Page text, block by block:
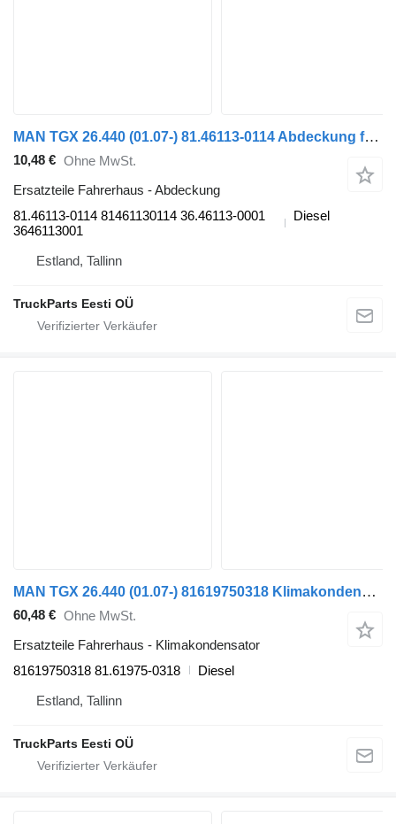
MAN TGX 26.440 (01.07-) 81.46113-0114 Abdeckung für MAN TGL, TGM, TGS, TGX (2005-2021) Sattelzugmaschine
10,48 € Ohne MwSt.
Ersatzteile Fahrerhaus - Abdeckung
81.46113-0114 81461130114 36.46113-0001
3646113001
Diesel
Estland, Tallinn
TruckParts Eesti OÜ
MAN TGX 26.440 (01.07-) 81619750318 Klimakondensator für MAN TGL, TGM, TGS, TGX (2005-2021) Sattelzugmaschine
60,48 € Ohne MwSt.
Ersatzteile Fahrerhaus - Klimakondensator
81619750318 81.61975-0318
Diesel
Estland, Tallinn
TruckParts Eesti OÜ